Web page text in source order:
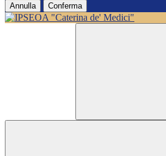
Annulla Conferma